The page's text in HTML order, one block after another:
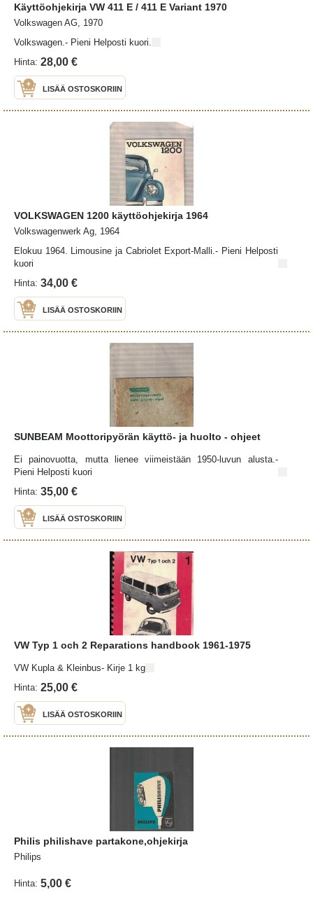
Käyttöohjekirja VW 411 E / 411 E Variant 1970
Volkswagen AG, 1970
Volkswagen.- Pieni Helposti kuori.
Hinta: 28,00 €
LISÄÄ OSTOSKORIIN
VOLKSWAGEN 1200 käyttöohjekirja 1964
Volkswagenwerk Ag, 1964
Elokuu 1964. Limousine ja Cabriolet Export-Malli.- Pieni Helposti
kuori
Hinta: 34,00 €
LISÄÄ OSTOSKORIIN
SUNBEAM Moottoripyörän käyttö- ja huolto - ohjeet
Ei painovuotta, mutta lienee viimeistään 1950-luvun alusta.-
Pieni Helposti kuori
Hinta: 35,00 €
LISÄÄ OSTOSKORIIN
VW Typ 1 och 2 Reparations handbook 1961-1975
VW Kupla & Kleinbus- Kirje 1 kg
Hinta: 25,00 €
LISÄÄ OSTOSKORIIN
Philis philishave partakone,ohjekirja
Philips
Hinta: 5,00 €